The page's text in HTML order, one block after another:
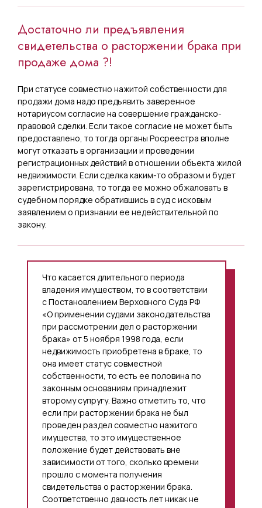
Достаточно ли предъявления
свидетельства о расторжении брака при
продаже дома ?!
При статусе совместно нажитой собственности для
продажи дома надо предъявить заверенное
нотариусом согласие на совершение гражданско-
правовой сделки. Если такое согласие не может быть
предоставлено, то тогда органы Росреестра вполне
могут отказать в организации и проведении
регистрационных действий в отношении объекта жилой
недвижимости. Если сделка каким-то образом и будет
зарегистрирована, то тогда ее можно обжаловать в
судебном порядке обратившись в суд с исковым
заявлением о признании ее недействительной по
закону.
Что касается длительного периода
владения имуществом, то в соответствии
с Постановлением Верховного Суда РФ
«О применении судами законодательства
при рассмотрении дел о расторжении
брака» от 5 ноября 1998 года, если
недвижимость приобретена в браке, то
она имеет статус совместной
собственности, то есть ее половина по
законным основаниям принадлежит
второму супругу. Важно отметить то, что
если при расторжении брака не был
проведен раздел совместно нажитого
имущества, то это имущественное
положение будет действовать вне
зависимости от того, сколько времени
прошло с момента получения
свидетельства о расторжении брака.
Соответственно давность лет никак не